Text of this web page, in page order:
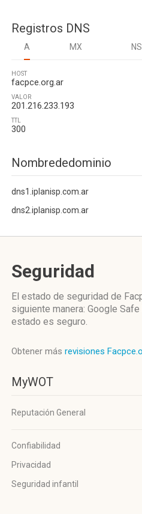
Registros DNS
A MX NS
HOST
facpce.org.ar
VALOR
201.216.233.193
TTL
300
Nombrededominio
dns1.iplanisp.com.ar
dns2.iplanisp.com.ar
Seguridad
El estado de seguridad de
siguiente manera: Google
estado es seguro.
Obtener más revisiones
MyWOT
Reputación General
Confiabilidad
Privacidad
Seguridad infantil